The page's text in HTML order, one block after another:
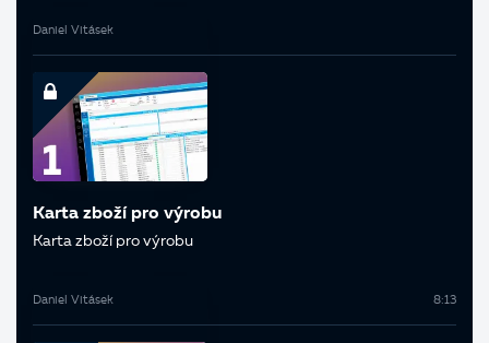
Daniel Vitásek
Karta zboží pro výrobu
Karta zboží pro výrobu
Daniel Vitásek 8:13